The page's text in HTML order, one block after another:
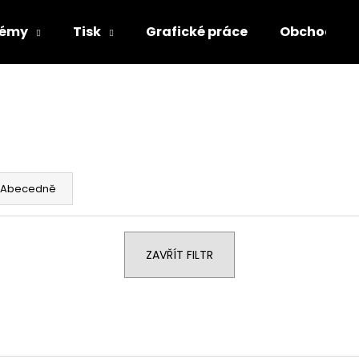
Tisk Grafické práce Obchodní
Abecedně
ZAVŘÍT FILTR
Doporučujeme
WATER BOARD